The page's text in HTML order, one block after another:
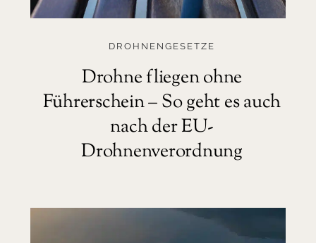
Drohne fliegen ohne
Führerschein – So geht es auch
nach der EU-
Drohnenverordnung
DROHNENGESETZE